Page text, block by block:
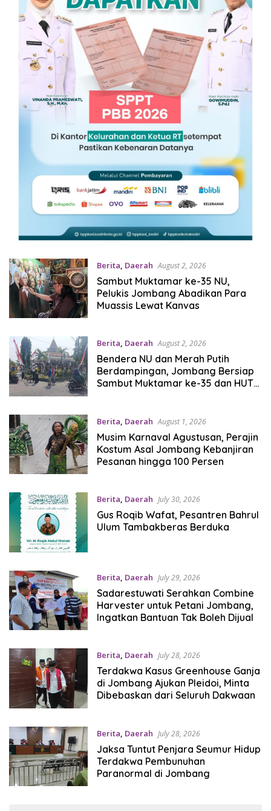
Berita, Daerah August 2, 2026
Sambut Muktamar ke-35 NU,
Pelukis Jombang Abadikan Para
Muassis Lewat Kanvas
Berita, Daerah August 2, 2026
Bendera NU dan Merah Putih
Berdampingan, Jombang Bersiap
Sambut Muktamar ke-35 dan HUT
Berita, Daerah August 1, 2026
Musim Karnaval Agustusan, Perajin
Kostum Asal Jombang Kebanjiran
Pesanan hingga 100 Persen
Berita, Daerah July 30, 2026
Gus Roqib Wafat, Pesantren Bahrul
Ulum Tambakberas Berduka
Berita, Daerah July 29, 2026
Sadarestuwati Serahkan Combine
Harvester untuk Petani Jombang,
Ingatkan Bantuan Tak Boleh Dijual
Berita, Daerah July 28, 2026
Terdakwa Kasus Greenhouse Ganja
di Jombang Ajukan Pleidoi, Minta
Dibebaskan dari Seluruh Dakwaan
Berita, Daerah July 28, 2026
Jaksa Tuntut Penjara Seumur Hidup
Terdakwa Pembunuhan
Paranormal di Jombang